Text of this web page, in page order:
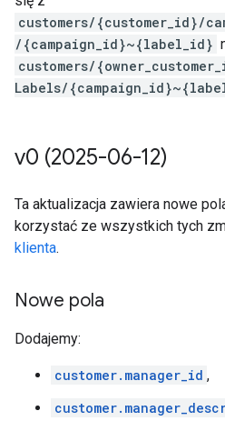
customers/{customer_id}/
/{campaign_id}~{label_id}
customers/
Labels/
v0 (2025-06-12)
Ta aktualizacja zawiera nowe
korzystać ze wszystkich tych
klienta.
Nowe pola
Dodajemy:
customer.manager_id ,